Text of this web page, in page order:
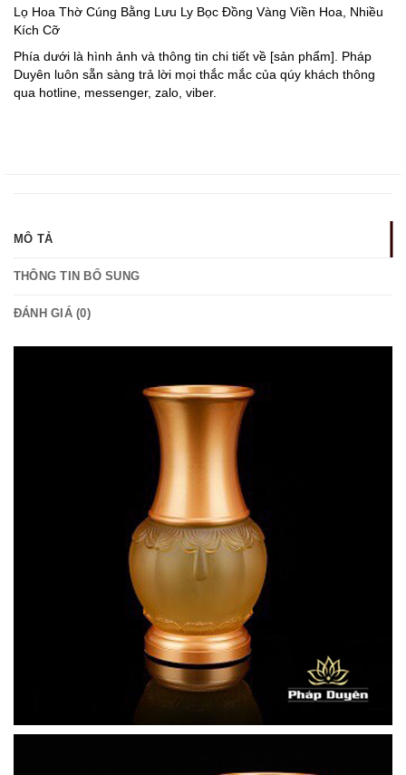
Lọ Hoa Thờ Cúng Bằng Lưu Ly Bọc Đồng Vàng Viền Hoa, Nhiều
Kích Cỡ
Phía dưới là hình ảnh và thông tin chi tiết về [sản phẩm]. Pháp
Duyên luôn sẵn sàng trả lời mọi thắc mắc của qúy khách thông
qua hotline, messenger, zalo, viber.
MÔ TẢ
THÔNG TIN BỔ SUNG
ĐÁNH GIÁ (0)